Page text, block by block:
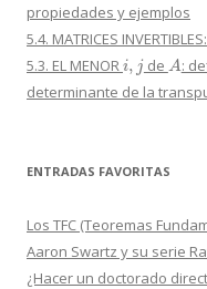
propiedades y ejemplos
5.4. MATRICES
5.3. EL MENORi,j de A:
determinante de la
ENTRADAS FAVORITAS
Los TFC (Teoremas
Aaron Swartz y su serie
¿Hacer un doctorado